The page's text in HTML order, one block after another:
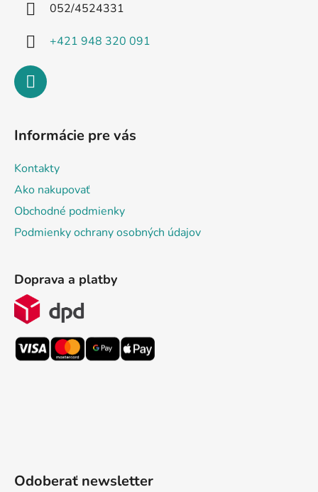
052/4524331
+421 948 320 091
Informácie pre vás
Kontakty
Ako nakupovať
Obchodné podmienky
Podmienky ochrany osobných údajov
Doprava a platby
Odoberať newsletter